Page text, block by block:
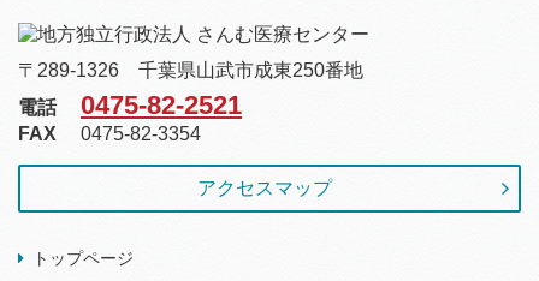
〒289-1326 千葉県山武市成東250番地
電話
0475-82-2521
FAX 0475-82-3354
アクセスマップ
トップページ